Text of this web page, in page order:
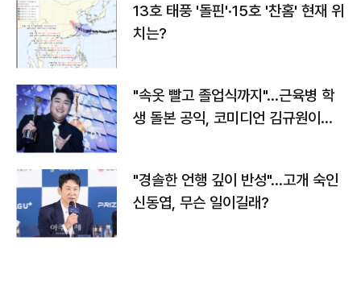
13호 태풍 '돌핀'·15호 '찬홈' 현재 위
치는?
"속옷 빨고 졸업식까지"…근육병 학
생 돌본 공익, 코미디언 김규원이었
"경솔한 언행 깊이 반성"…고개 숙인
신동엽, 무슨 일이길래?